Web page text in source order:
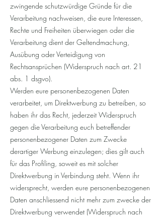
zwingende schutzwürdige Gründe für die
Verarbeitung nachweisen, die eure Interessen,
Rechte und Freiheiten überwiegen oder die
Verarbeitung dient der Geltendmachung,
Ausübung oder Verteidigung von
Rechtsansprüchen (Widerspruch nach art. 21
abs. 1 dsgvo).
Werden eure personenbezogenen Daten
verarbeitet, um Direktwerbung zu betreiben, so
haben ihr das Recht, jederzeit Widerspruch
gegen die Verarbeitung euch betreffender
personenbezogener Daten zum Zwecke
derartiger Werbung einzulegen; dies gilt auch
für das Profiling, soweit es mit solcher
Direktwerbung in Verbindung steht. Wenn ihr
widersprecht, werden eure personenbezogenen
Daten anschliessend nicht mehr zum zwecke der
Direktwerbung verwendet (Widerspruch nach